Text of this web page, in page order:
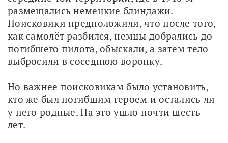
размещались немецкие блиндажи.
Поисковики предположили, что после того,
как самолёт разбился, немцы добрались до
погибшего пилота, обыскали, а затем тело
выбросили в соседнюю воронку.
Но важнее поисковикам было установить,
кто же был погибшим героем и остались ли
у него родные. На это ушло почти шесть
лет.